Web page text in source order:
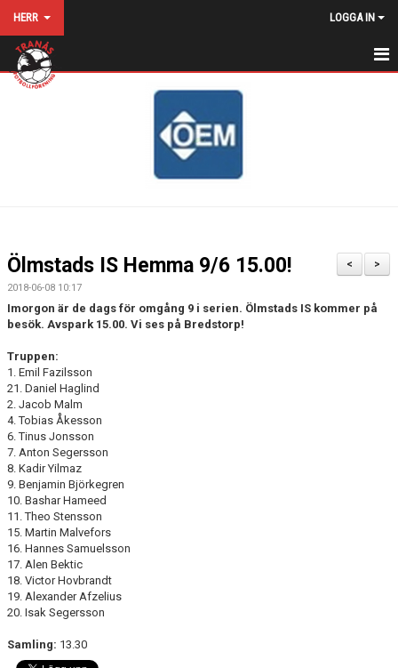
HERR LOGGA IN
HEM
BILDGALLERI
DOKUMENT
MATCHSTÄLL
KONTAKT
>
<
Ölmstads IS Hemma 9/6 15.00!
2018-06-08 10:17
Imorgon är de dags för omgång 9 i serien. Ölmstads IS kommer på
besök. Avspark 15.00. Vi ses på Bredstorp!
Truppen:
1. Emil Fazilsson
21. Daniel Haglind
2. Jacob Malm
4. Tobias Åkesson
6. Tinus Jonsson
7. Anton Segersson
8. Kadir Yilmaz
9. Benjamin Björkegren
10. Bashar Hameed
11. Theo Stensson
15. Martin Malvefors
16. Hannes Samuelsson
17. Alen Bektic
18. Victor Hovbrandt
19. Alexander Afzelius
20. Isak Segersson
Samling: 13.30